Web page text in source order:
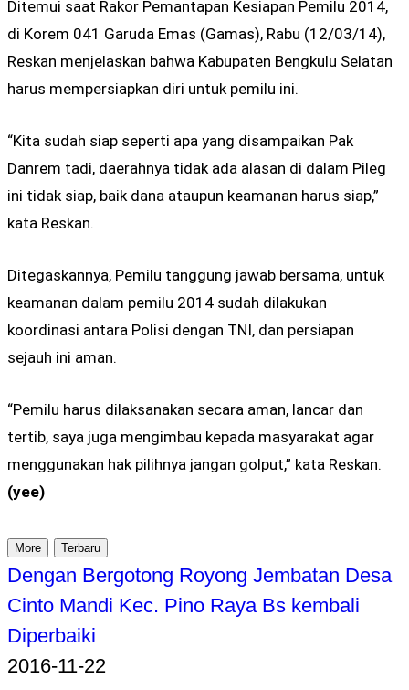
Ditemui saat Rakor Pemantapan Kesiapan Pemilu 2014,
di Korem 041 Garuda Emas (Gamas), Rabu (12/03/14),
Reskan menjelaskan bahwa Kabupaten Bengkulu Selatan
harus mempersiapkan diri untuk pemilu ini.
“Kita sudah siap seperti apa yang disampaikan Pak
Danrem tadi, daerahnya tidak ada alasan di dalam Pileg
ini tidak siap, baik dana ataupun keamanan harus siap,”
kata Reskan.
Ditegaskannya, Pemilu tanggung jawab bersama, untuk
keamanan dalam pemilu 2014 sudah dilakukan
koordinasi antara Polisi dengan TNI, dan persiapan
sejauh ini aman.
“Pemilu harus dilaksanakan secara aman, lancar dan
tertib, saya juga mengimbau kepada masyarakat agar
menggunakan hak pilihnya jangan golput,” kata Reskan.
(yee)
More Terbaru
Dengan Bergotong Royong Jembatan Desa
Cinto Mandi Kec. Pino Raya Bs kembali
Diperbaiki
2016-11-22